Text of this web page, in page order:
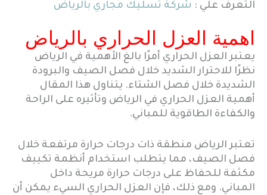
التعرف علي : شركة تسليك مجاري بالرياض
اهمية العزل الحراري بالرياض
يعتبر العزل الحراري أمرًا بالغ الأهمية في الرياض
نظرًا للاحترار الشديد خلال فصل الصيف والبرودة
الشديدة خلال فصل الشتاء. يتناول هذا المقال
أهمية العزل الحراري في الرياض وتأثيره على الراحة
والكفاءة الطاقوية للمباني.
تعتبر الرياض منطقة ذات درجات حرارة مرتفعة خلال
فصل الصيف، مما يتطلب استخدام أنظمة تكييف
مكثفة للحفاظ على درجات حرارة مريحة داخل
المباني. ومع ذلك، فإن العزل الحراري السيء يمكن أن